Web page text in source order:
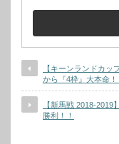
【キーンランドカッ
から『4枠』大本命！
【新馬戦 2018-
勝利！！